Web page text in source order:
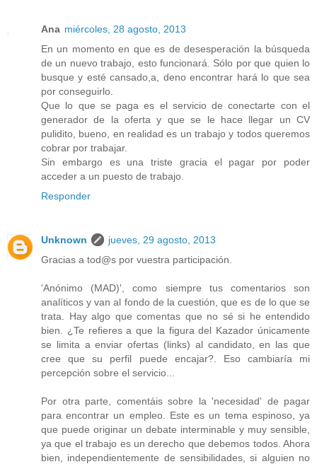
Ana miércoles, 28 agosto, 2013
En un momento en que es de desesperación la búsqueda
de un nuevo trabajo, esto funcionará. Sólo por que quien lo
busque y esté cansado,a, deno encontrar hará lo que sea
por conseguirlo.
Que lo que se paga es el servicio de conectarte con el
generador de la oferta y que se le hace llegar un CV
pulidito, bueno, en realidad es un trabajo y todos queremos
cobrar por trabajar.
Sin embargo es una triste gracia el pagar por poder
acceder a un puesto de trabajo.
Responder
Unknown
jueves, 29 agosto, 2013
Gracias a tod@s por vuestra participación.
'Anónimo (MAD)', como siempre tus comentarios son
analíticos y van al fondo de la cuestión, que es de lo que se
trata. Hay algo que comentas que no sé si he entendido
bien. ¿Te refieres a que la figura del Kazador únicamente
se limita a enviar ofertas (links) al candidato, en las que
cree que su perfil puede encajar?. Eso cambiaría mi
percepción sobre el servicio...
Por otra parte, comentáis sobre la 'necesidad' de pagar
para encontrar un empleo. Este es un tema espinoso, ya
que puede originar un debate interminable y muy sensible,
ya que el trabajo es un derecho que debemos todos. Ahora
bien, independientemente de sensibilidades, si alguien no